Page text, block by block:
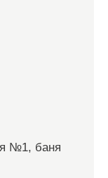
№1, баня